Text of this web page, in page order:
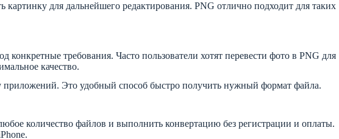
для дальнейшего редактирования. PNG отлично подходит для таких
требования. Часто пользователи хотят перевести фото в PNG для
качество.
приложений. Это удобный способ быстро получить нужный формат файла.
количество файлов и выполнить конвертацию без регистрации и оплаты.